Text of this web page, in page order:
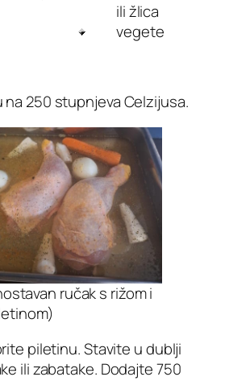
ili žlica
vegete
250 stupnjeva Celzijusa.
ručak s rižom i
piletinu. Stavite u dublji
ili zabatake. Dodajte 750